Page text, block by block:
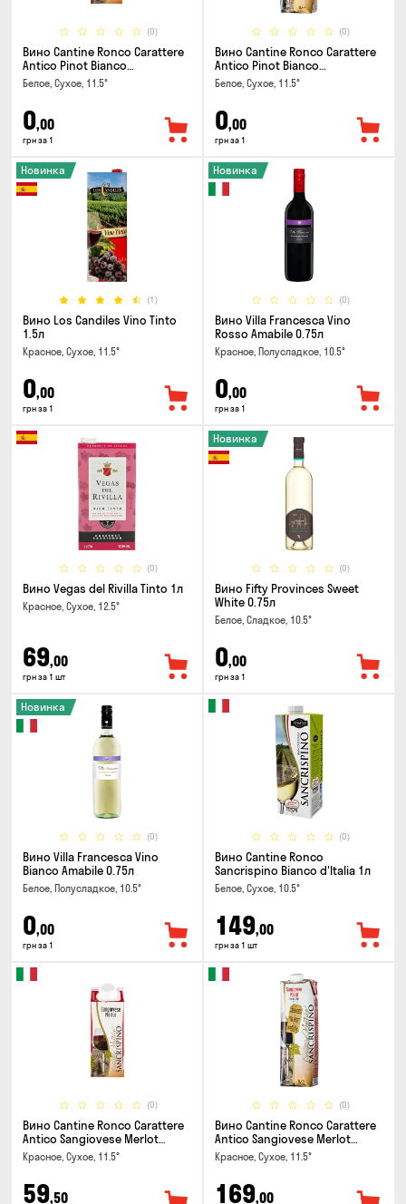
(0)
Вино Cantine Ronco Carattere
Antico Pinot Bianco
Chardonnay Rubicone IGT 0.25л
Белое, Сухое, 11.5°
0,00
грн за 1
(0)
Вино Cantine Ronco Carattere
Antico Pinot Bianco
Chardonnay Rubicone IGT 1л
Белое, Сухое, 11.5°
0,00
грн за 1
(1)
Новинка
Вино Los Candiles Vino Tinto
1.5л
Красное, Сухое, 11.5°
0,00
грн за 1
(0)
Новинка
Вино Villa Francesca Vino
Rosso Amabile 0.75л
Красное, Полусладкое, 10.5°
0,00
грн за 1
(0)
Вино Vegas del Rivilla Tinto 1л
Красное, Сухое, 12.5°
69,00
грн за 1 шт
(0)
Новинка
Вино Fifty Provinces Sweet
White 0.75л
Белое, Сладкое, 10.5°
0,00
грн за 1
(0)
Новинка
Вино Villa Francesca Vino
Bianco Amabile 0.75л
Белое, Полусладкое, 10.5°
0,00
грн за 1
(0)
Вино Cantine Ronco
Sancrispino Bianco d'Italia 1л
Белое, Сухое, 10.5°
149,00
грн за 1 шт
(0)
Вино Cantine Ronco Carattere
Antico Sangiovese Merlot
Rubicone IGT 0.25л
Красное, Сухое, 11.5°
59,50
(0)
Вино Cantine Ronco Carattere
Antico Sangiovese Merlot
Rubicone IGT 1л
Красное, Сухое, 11.5°
169,00